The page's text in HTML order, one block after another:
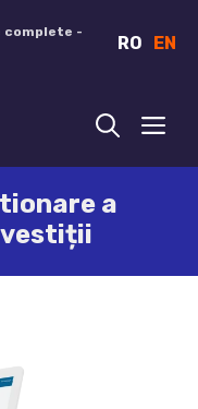
complete -
RO EN
a